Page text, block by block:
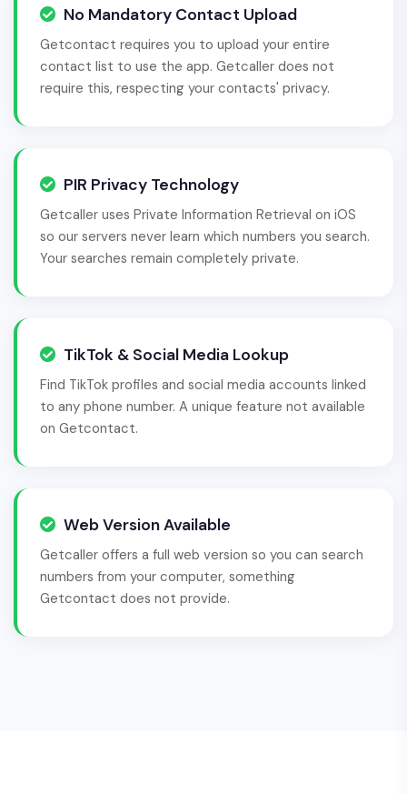
No Mandatory Contact Upload
Getcontact requires you to upload your entire
contact list to use the app. Getcaller does not
require this, respecting your contacts' privacy.
PIR Privacy Technology
Getcaller uses Private Information Retrieval on iOS
so our servers never learn which numbers you search.
Your searches remain completely private.
TikTok & Social Media Lookup
Find TikTok profiles and social media accounts linked
to any phone number. A unique feature not available
on Getcontact.
Web Version Available
Getcaller offers a full web version so you can search
numbers from your computer, something
Getcontact does not provide.